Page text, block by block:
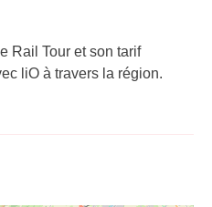
Rail Tour et son tarif
liO à travers la région.